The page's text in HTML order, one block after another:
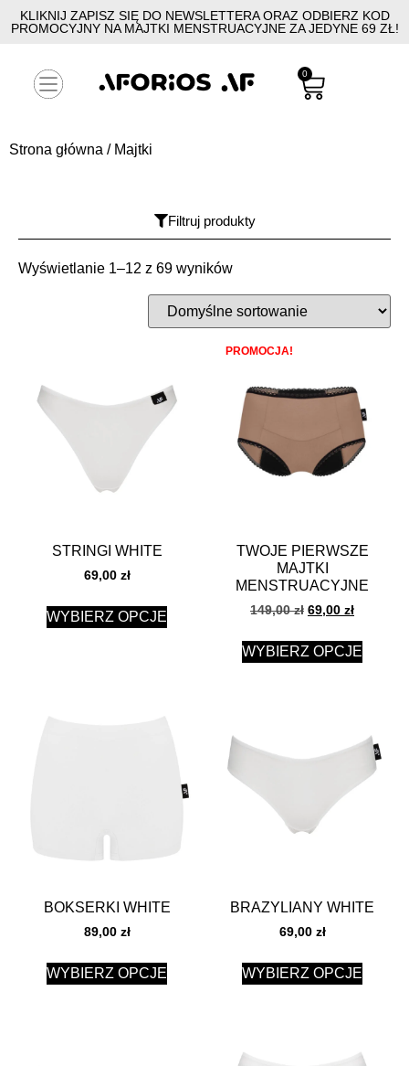
KLIKNIJ ZAPISZ SIĘ DO NEWSLETTERA ORAZ ODBIERZ KOD
PROMOCYJNY NA MAJTKI MENSTRUACYJNE ZA JEDYNE 69 ZŁ!
0
Strona główna / Majtki
Filtruj produkty
Wyświetlanie 1–12 z 69 wyników
STRINGI WHITE
69,00 zł
WYBIERZ OPCJE
PROMOCJA!
TWOJE PIERWSZE
MAJTKI
MENSTRUACYJNE
149,00zł 69,00 zł
WYBIERZ OPCJE
BOKSERKI WHITE
89,00 zł
WYBIERZ OPCJE
BRAZYLIANY WHITE
69,00 zł
WYBIERZ OPCJE